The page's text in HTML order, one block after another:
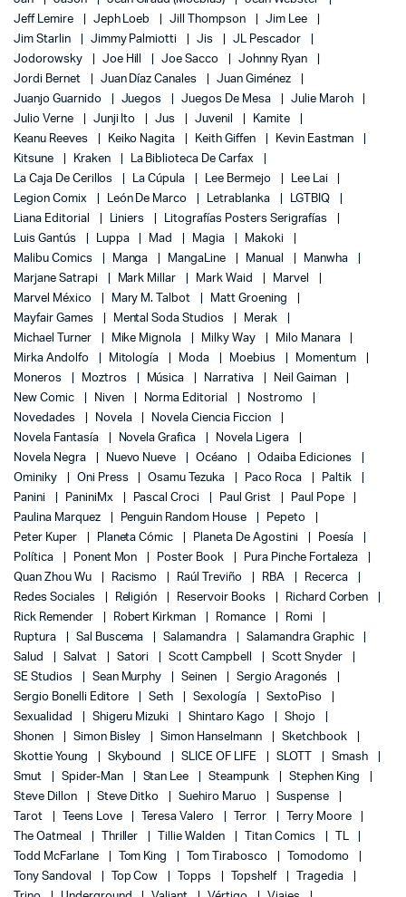
Jeff Lemire
Jeph Loeb Jill Thompson
Jim Lee
Jim Starlin
Jimmy Palmiotti Jis
JL Pescador
Jodorowsky
Joe Hill Joe Sacco
Johnny Ryan
Jordi Bernet
Juan Díaz Canales
Juan Giménez
Juanjo Guarnido
Juegos Juegos De Mesa
Julie Maroh
Julio Verne
Junji Ito Jus Juvenil
Kamite
Keanu Reeves
Keiko Nagita Keith Giffen
Kevin Eastman
Kitsune
Kraken
La Biblioteca De Carfax
La Caja De Cerillos
La Cúpula Lee Bermejo
Lee Lai
Legion Comix
León De Marco Letrablanka
LGTBIQ
Liana Editorial
Liniers
Litografías Posters Serigrafías
Luis Gantús
Luppa Mad Magia
Makoki
Malibu Comics
Manga MangaLine Manual
Manwha
Marjane Satrapi
Mark Millar Mark Waid
Marvel
Marvel México
Mary M. Talbot
Matt Groening
Mayfair Games
Mental Soda Studios
Merak
Michael Turner
Mike Mignola Milky Way
Milo Manara
Mirka Andolfo
Mitología Moda Moebius
Momentum
Moneros
Moztros Música Narrativa
Neil Gaiman
New Comic
Niven Norma Editorial
Nostromo
Novedades
Novela
Novela Ciencia Ficcion
Novela Fantasía
Novela Grafica
Novela Ligera
Novela Negra
Nuevo Nueve Océano
Odaiba Ediciones
Ominiky
Oni Press Osamu Tezuka Paco Roca
Paltik
Panini
PaniniMx Pascal Croci Paul Grist
Paul Pope
Paulina Marquez
Penguin Random House
Pepeto
Peter Kuper
Planeta Cómic Planeta De Agostini
Poesía
Política
Ponent Mon Poster Book
Pura Pinche Fortaleza
Quan Zhou Wu
Racismo Raúl Treviño RBA
Recerca
Redes Sociales
Religión Reservoir Books
Richard Corben
Rick Remender
Robert Kirkman Romance
Romi
Ruptura
Sal Buscema Salamandra
Salamandra Graphic
Salud
Salvat Satori Scott Campbell
Scott Snyder
SE Studios
Sean Murphy Seinen
Sergio Aragonés
Sergio Bonelli Editore
Seth Sexología
SextoPiso
Sexualidad
Shigeru Mizuki Shintaro Kago
Shojo
Shonen
Simon Bisley Simon Hanselmann
Sketchbook
Skottie Young
Skybound SLICE OF LIFE SLOTT
Smash
Smut
Spider-Man Stan Lee Steampunk
Stephen King
Steve Dillon
Steve Ditko Suehiro Maruo
Suspense
Tarot
Teens Love Teresa Valero Terror
Terry Moore
The Oatmeal
Thriller Tillie Walden Titan Comics
TL
Todd McFarlane
Tom King Tom Tirabosco
Tomodomo
Tony Sandoval
Top Cow Topps Topshelf
Tragedia